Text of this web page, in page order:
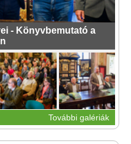
- Könyvbemutató a
További galériák